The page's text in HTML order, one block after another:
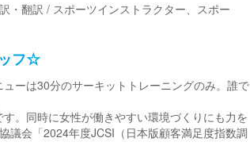
・翻訳 / スポーツインストラクター、スポー
フ☆
ーは30分のサーキットトレーニングのみ。誰で
。同時に女性が働きやすい環境づくりにも力を
会「2024年度JCSI（日本版顧客満足度指数調